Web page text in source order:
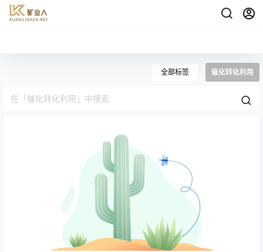
全部标签 催化转化利用